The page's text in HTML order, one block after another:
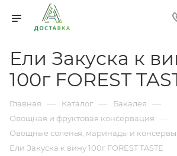
Ели Закуска к
100г FOREST
Главная — Каталог — Бакалея —
Овощная и фруктовая консервация —
Овощные соленья, маринады и консервы
Ели Закуска к вину 100г FOREST TASTE